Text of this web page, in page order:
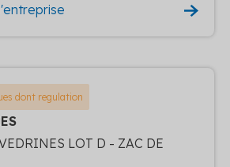
dont regulation
LOT D - ZAC DE